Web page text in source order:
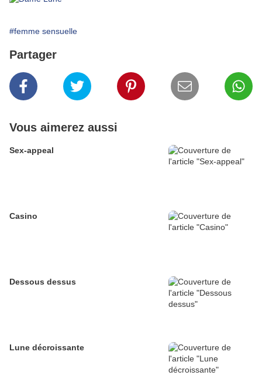
#femme sensuelle
Partager
Vous aimerez aussi
Sex-appeal
Casino
Dessous dessus
Lune décroissante